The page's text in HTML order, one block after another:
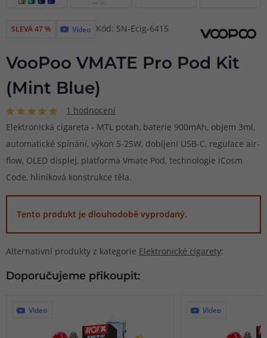
SLEVA 47 % Video Kód: SN-Ecig-6415
VooPoo VMATE Pro Pod Kit
(Mint Blue)
1 hodnocení
Elektronická cigareta - MTL potah, baterie 900mAh, objem 3ml,
automatické spínání, výkon 5-25W, dobíjení USB-C, regulace air-
flow, OLED displej, platforma Vmate Pod, technologie iCosm
Code, hliníková konstrukce těla.
Tento produkt je dlouhodobě vyprodaný.
Alternativní produkty z kategorie Elektronické cigarety:
Doporučujeme přikoupit:
Video Video